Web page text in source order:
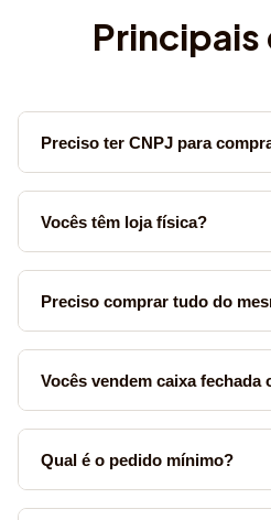
Principais
Preciso ter CNPJ para
Vocês têm loja física?
Preciso comprar tudo do
Vocês vendem caixa fechada
Qual é o pedido mínimo?